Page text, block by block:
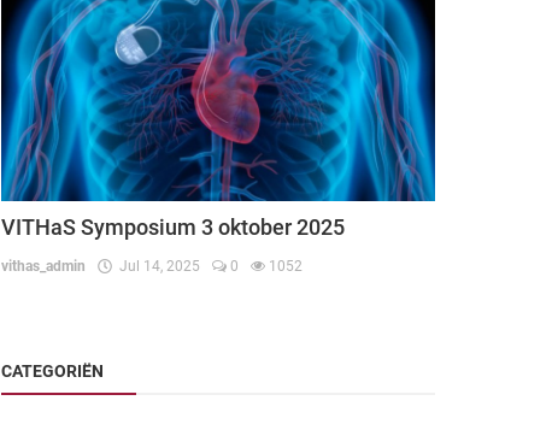
VITHaS Symposium 3 oktober 2025
vithas_admin Jul 14, 2025 0 1052
CATEGORIËN